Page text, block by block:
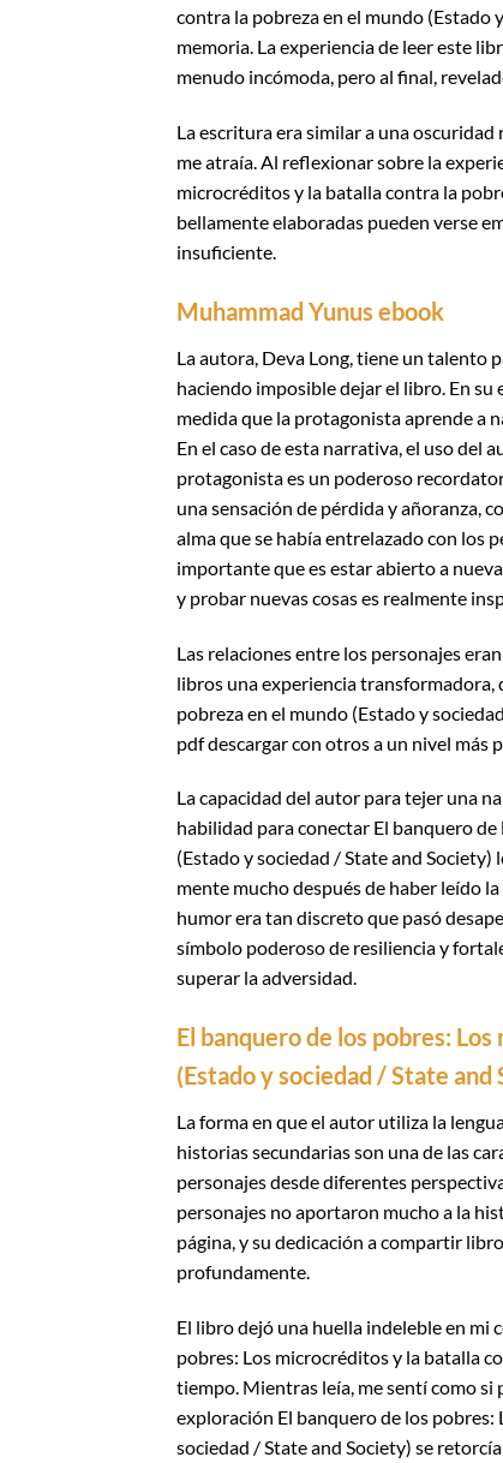
contra la pobreza en el mundo (Estado
memoria. La experiencia de leer este
menudo incómoda, pero al final,
La escritura era similar a una
me atraía. Al reflexionar sobre la
microcréditos y la batalla contra la
bellamente elaboradas pueden verse
insuficiente.
Muhammad Yunus ebook
La autora, Deva Long, tiene un talento
haciendo imposible dejar el libro. En
medida que la protagonista aprende a
En el caso de esta narrativa, el uso del
protagonista es un poderoso
una sensación de pérdida y añoranza,
alma que se había entrelazado con los
importante que es estar abierto a
y probar nuevas cosas es realmente
Las relaciones entre los personajes
libros una experiencia transformadora,
pobreza en el mundo (Estado y
pdf descargar con otros a un nivel más
La capacidad del autor para tejer una
habilidad para conectar El banquero
(Estado y sociedad / State and
mente mucho después de haber leído
humor era tan discreto que pasó
símbolo poderoso de resiliencia y
superar la adversidad.
El banquero de los pobres:
(Estado y sociedad / State and
La forma en que el autor utiliza la
historias secundarias son una de las
personajes desde diferentes
personajes no aportaron mucho a la
página, y su dedicación a compartir
profundamente.
El libro dejó una huella indeleble en mi
pobres: Los microcréditos y la batalla
tiempo. Mientras leía, me sentí como
exploración El banquero de los
sociedad / State and Society) se